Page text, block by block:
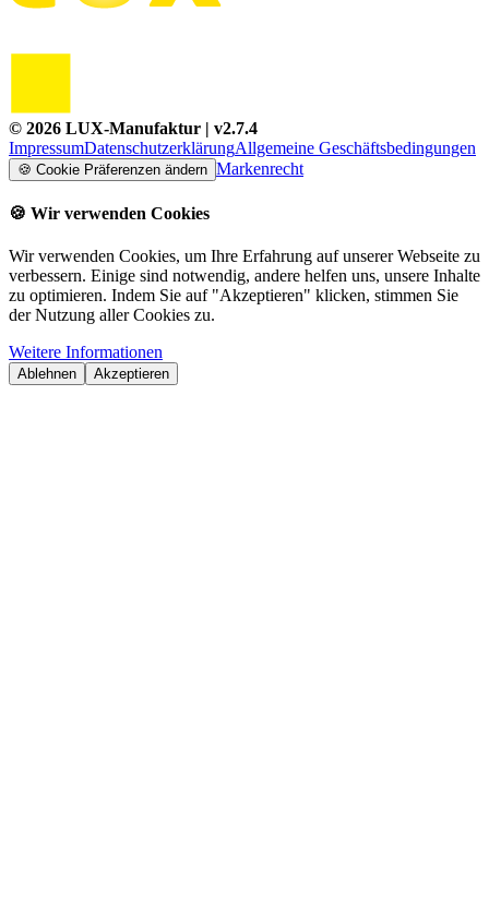
© 2026 LUX-Manufaktur | v2.7.4
ImpressumDatenschutzerklärungAllgemeine Geschäftsbedingungen
🍪 Cookie Präferenzen ändern Markenrecht
🍪 Wir verwenden Cookies
Wir verwenden Cookies, um Ihre Erfahrung auf unserer Webseite zu
verbessern. Einige sind notwendig, andere helfen uns, unsere Inhalte
zu optimieren. Indem Sie auf "Akzeptieren" klicken, stimmen Sie
der Nutzung aller Cookies zu.
Weitere Informationen
Ablehnen Akzeptieren